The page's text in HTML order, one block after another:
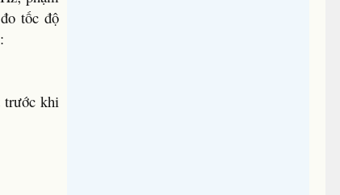
tốc độ
trước khi